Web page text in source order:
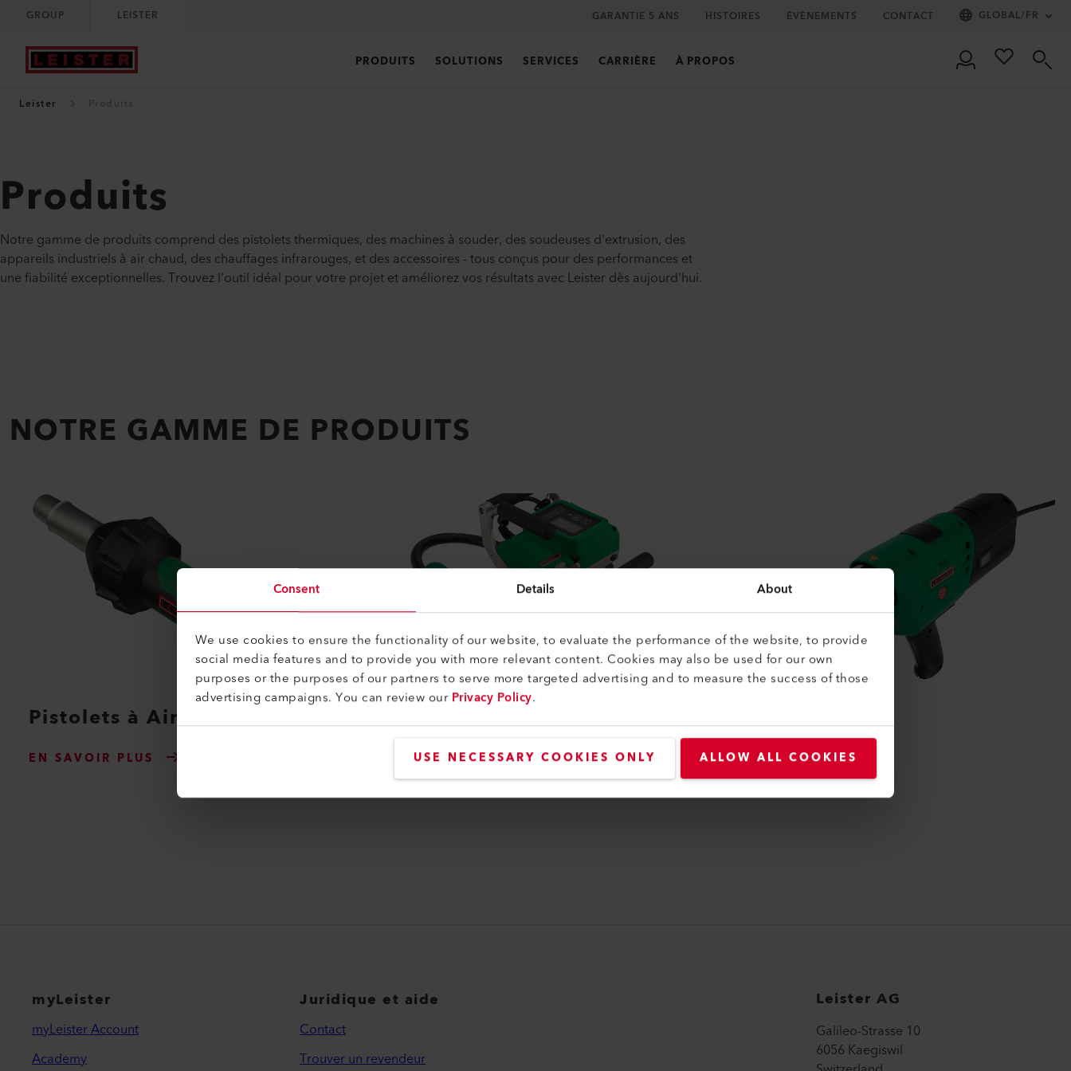
Consent Details About
We use cookies to ensure the functionality of our website, to evaluate the performance of the website, to provide
social media features and to provide you with more relevant content. Cookies may also be used for our own
purposes or the purposes of our partners to serve more targeted advertising and to measure the success of those
advertising campaigns. You can review ourPrivacy Policy.
USE NECESSARY COOKIES ONLY ALLOW ALL COOKIES
GROUP LEISTER GARANTIE 5 ANS HISTOIRES ÉVÈNEMENTS CONTACT GLOBAL/FR
PRODUITS SOLUTIONS SERVICES CARRIÈRE À PROPOS
Leister
Produits
Notre gamme de produits comprend des pistolets thermiques, des machines à souder, des soudeuses d'extrusion, des
appareils industriels à air chaud, des chauffages infrarouges, et des accessoires - tous conçus pour des performances et
une fiabilité exceptionnelles. Trouvez l'outil idéal pour votre projet et améliorez vos résultats avec Leister dès aujourd'hui.
NOTRE GAMME DE PRODUITS
Pistolets à Air Chaud
EN SAVOIR PLUS
Machines à Souder
EN SAVOIR PLUS
Extrudeuses
EN SAVOIR PLUS
myLeister
myLeister Account
Academy
Juridique et aide
Contact
Trouver un revendeur
Leister AG
Galileo-Strasse 10
6056 Kaegiswil